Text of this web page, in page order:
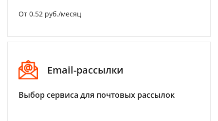
От 0.52 руб./месяц
Email-рассылки
Выбор сервиса для почтовых рассылок